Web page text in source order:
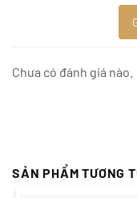
Chưa có đánh giá nào.
SẢN PHẨM TƯƠNG